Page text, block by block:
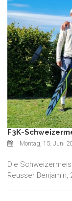
F3K-
Montag, 15. Juni
Die
Reusser Benjamin,